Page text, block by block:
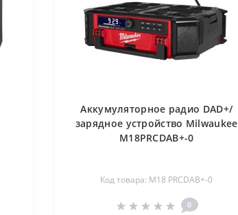
Аккумуляторное радио DAD+/
зарядное устройство Milwaukee
M18PRCDAB+-0
Код товара: M18 PRCDAB+-0
0